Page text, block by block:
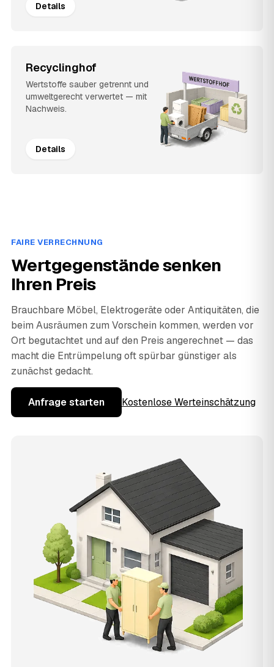
Details
Recyclinghof
Wertstoffe sauber getrennt und
umweltgerecht verwertet — mit
Nachweis.
Details
FAIRE VERRECHNUNG
Wertgegenstände senken
Ihren Preis
Brauchbare Möbel, Elektrogeräte oder Antiquitäten, die
beim Ausräumen zum Vorschein kommen, werden vor
Ort begutachtet und auf den Preis angerechnet — das
macht die Entrümpelung oft spürbar günstiger als
zunächst gedacht.
Anfrage starten Kostenlose Werteinschätzung